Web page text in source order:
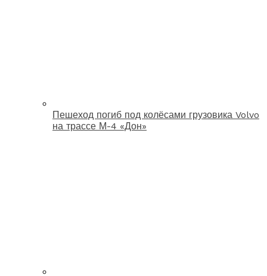
Пешеход погиб под колёсами грузовика Volvo
на трассе М-4 «Дон»